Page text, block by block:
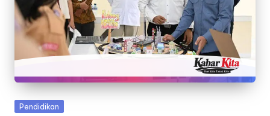
Posted
Pendidikan